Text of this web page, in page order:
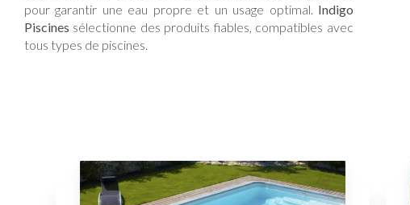
pour garantir une eau propre et un usage optimal. Indigo
Piscines sélectionne des produits fiables, compatibles avec
tous types de piscines.